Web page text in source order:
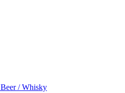
/ Whisky